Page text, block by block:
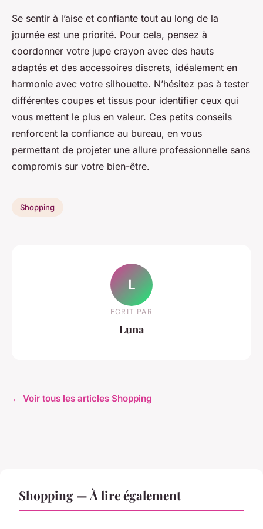
Se sentir à l’aise et confiante tout au long de la
journée est une priorité. Pour cela, pensez à
coordonner votre jupe crayon avec des hauts
adaptés et des accessoires discrets, idéalement en
harmonie avec votre silhouette. N’hésitez pas à tester
différentes coupes et tissus pour identifier ceux qui
vous mettent le plus en valeur. Ces petits conseils
renforcent la confiance au bureau, en vous
permettant de projeter une allure professionnelle sans
compromis sur votre bien-être.
Shopping
L
ECRIT PAR
Luna
← Voir tous les articles Shopping
Shopping — À lire également